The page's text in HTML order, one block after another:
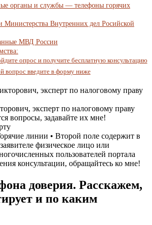
органы и службы — телефоны горячих
Министерства Внутренних дел Росийской
МВД России
опрос и получите бесплатную консультацию
вопрос введите в форму ниже
эксперт по налоговому праву
вопросы, задавайте их мне!
линии • Второй поле содержит в
физическое лицо или
пользователей портала
консультации, обращайтесь ко мне!
доверия. Расскажем,
и по каким